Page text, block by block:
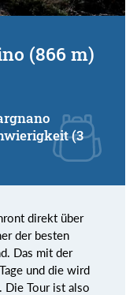
(866 m)
(3
direkt über
der besten
Das mit der
und die wird
Die Tour ist also